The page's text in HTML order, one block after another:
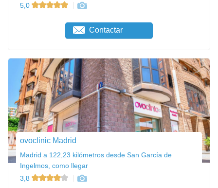
5,0
Contactar
ovoclinic Madrid
Madrid a 122,23 kilómetros desde San García de
Ingelmos, como llegar
3,8